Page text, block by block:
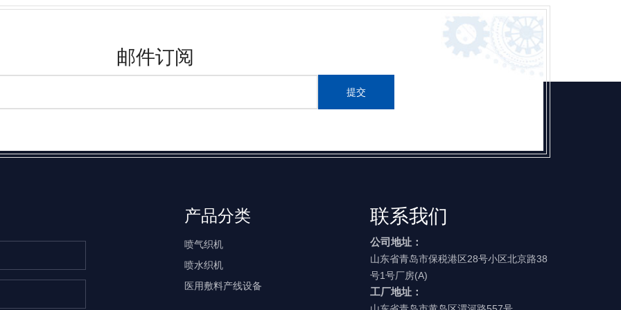
邮件订阅
提交
产品分类
喷气织机
喷水织机
医用敷料产线设备
联系我们
公司地址：
山东省青岛市保税港区28号小区北京路38
号1号厂房(A)
工厂地址：